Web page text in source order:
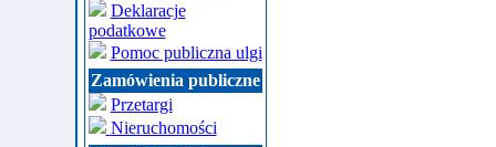
Deklaracje
podatkowe
Pomoc publiczna ulgi
Zamówienia publiczne
Przetargi
Nieruchomości